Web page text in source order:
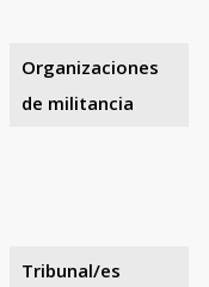
Organizaciones
de militancia
Tribunal/es